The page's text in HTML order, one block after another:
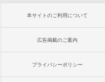
本サイトのご利用について
広告掲載のご案内
プライバシーポリシー